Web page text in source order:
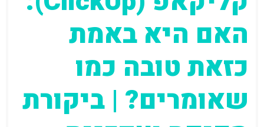
האם היא באמת
כזאת טובה כמו
שאומרים? | ביקורת